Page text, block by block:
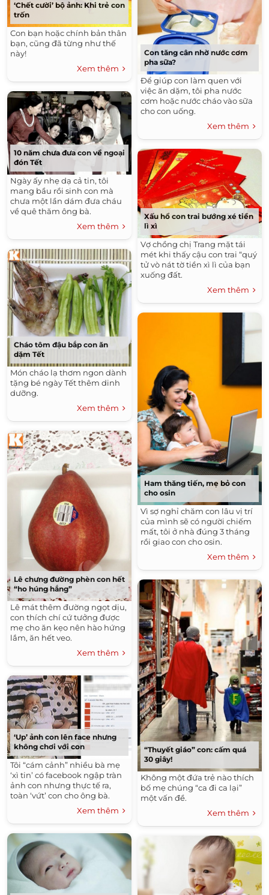
‘Chết cười’ bộ ảnh: Khi trẻ con
trốn
Con bạn hoặc chính bản thân
bạn, cũng đã từng như thế
này!
Xem thêm
10 năm chưa đưa con về ngoại
đón Tết
Ngày ấy nhẹ dạ cả tin, tôi
mang bầu rồi sinh con mà
chưa một lần dám đưa cháu
về quê thăm ông bà.
Xem thêm
Cháo tôm đậu bắp con ăn
dặm Tết
Món cháo lạ thơm ngon dành
tặng bé ngày Tết thêm dinh
dưỡng.
Xem thêm
Lê chưng đường phèn con hết
“ho húng hắng”
Lê mát thêm đường ngọt dịu,
con thích chí cứ tưởng được
mẹ cho ăn kẹo nên hào hứng
lắm, ăn hết veo.
Xem thêm
‘Up’ ảnh con lên face nhưng
không chơi với con
Tôi “cám cảnh” nhiều bà mẹ
‘xì tin’ có facebook ngập tràn
ảnh con nhưng thực tế ra,
toàn ‘vứt’ con cho ông bà.
Xem thêm
Con tăng cân nhờ nước cơm
pha sữa?
Để giúp con làm quen với
việc ăn dặm, tôi pha nước
cơm hoặc nước cháo vào sữa
cho con uống.
Xem thêm
Xấu hổ con trai bướng xé tiền
lì xì
Vợ chồng chị Trang mặt tái
mét khi thấy cậu con trai “quý
tử vò nát tờ tiền xì lì của bạn
xuống đất.
Xem thêm
Ham thăng tiến, mẹ bỏ con
cho osin
Vì sợ nghỉ chăm con lâu vị trí
của mình sẽ có người chiếm
mất, tôi ở nhà đúng 3 tháng
rồi giao con cho osin.
Xem thêm
“Thuyết giáo” con: cấm quá
30 giây!
Không một đứa trẻ nào thích
bố mẹ chúng “ca đi ca lại”
một vấn đề.
Xem thêm